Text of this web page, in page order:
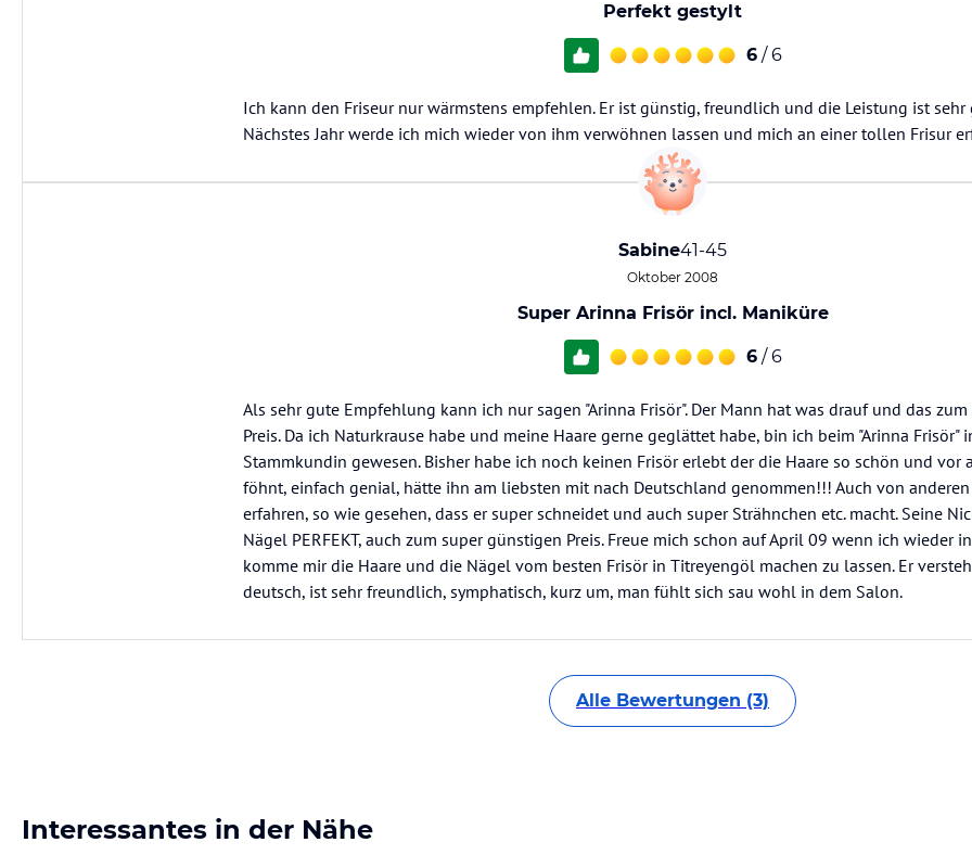
Perfekt gestylt
6 / 6
Ich kann den Friseur nur wärmstens empfehlen. Er ist günstig, freundlich und die Leistung ist sehr
Nächstes Jahr werde ich mich wieder von ihm verwöhnen lassen und mich an einer tollen Frisur
Sabine41-45
Oktober 2008
Super Arinna Frisör incl. Maniküre
6 / 6
Als sehr gute Empfehlung kann ich nur sagen "Arinna Frisör". Der Mann hat was drauf und das
Preis. Da ich Naturkrause habe und meine Haare gerne geglättet habe, bin ich beim "Arinna Frisör"
Stammkundin gewesen. Bisher habe ich noch keinen Frisör erlebt der die Haare so schön und vor
föhnt, einfach genial, hätte ihn am liebsten mit nach Deutschland genommen!!! Auch von
erfahren, so wie gesehen, dass er super schneidet und auch super Strähnchen etc. macht. Seine
Nägel PERFEKT, auch zum super günstigen Preis. Freue mich schon auf April 09 wenn ich wieder
komme mir die Haare und die Nägel vom besten Frisör in Titreyengöl machen zu lassen. Er
deutsch, ist sehr freundlich, symphatisch, kurz um, man fühlt sich sau wohl in dem Salon.
Alle Bewertungen (3)
Interessantes in der Nähe